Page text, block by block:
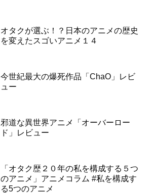
オタクが選ぶ！？日本のアニメの歴史
を変えたスゴいアニメ１４
今世紀最大の爆死作品「ChaO」レビ
ュー
邪道な異世界アニメ「オーバーロー
ド」レビュー
「オタク歴２０年の私を構成する５つ
のアニメ」アニメコラム #私を構成す
る5つのアニメ